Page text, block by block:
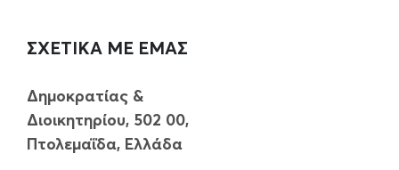
ΣΧΕΤΙΚΑ ΜΕ ΕΜΑΣ
Δημοκρατίας &
Διοικητηρίου, 502 00,
Πτολεμαΐδα, Ελλάδα